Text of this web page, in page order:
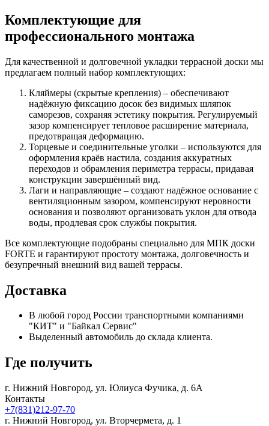
Комплектующие для
профессионального монтажа
Для качественной и долговечной укладки террасной доски мы
предлагаем полный набор комплектующих:
Кляймеры (скрытые крепления) – обеспечивают
надёжную фиксацию досок без видимых шляпок
саморезов, сохраняя эстетику покрытия. Регулируемый
зазор компенсирует тепловое расширение материала,
предотвращая деформацию.
Торцевые и соединительные уголки – используются для
оформления краёв настила, создания аккуратных
переходов и обрамления периметра террасы, придавая
конструкции завершённый вид.
Лаги и направляющие – создают надёжное основание с
вентиляционным зазором, компенсируют неровности
основания и позволяют организовать уклон для отвода
воды, продлевая срок службы покрытия.
Все комплектующие подобраны специально для МПК доски
FORTE и гарантируют простоту монтажа, долговечность и
безупречный внешний вид вашей террасы.
Доставка
В любой город России транспортными компаниями
"КИТ" и "Байкал Сервис"
Выделенный автомобиль до склада клиента.
Где получить
г. Нижний Новгород, ул. Юлиуса Фучика, д. 6А
Контакты
+7(831)212-97-70
г. Нижний Новгород, ул. Вторчермета, д. 1